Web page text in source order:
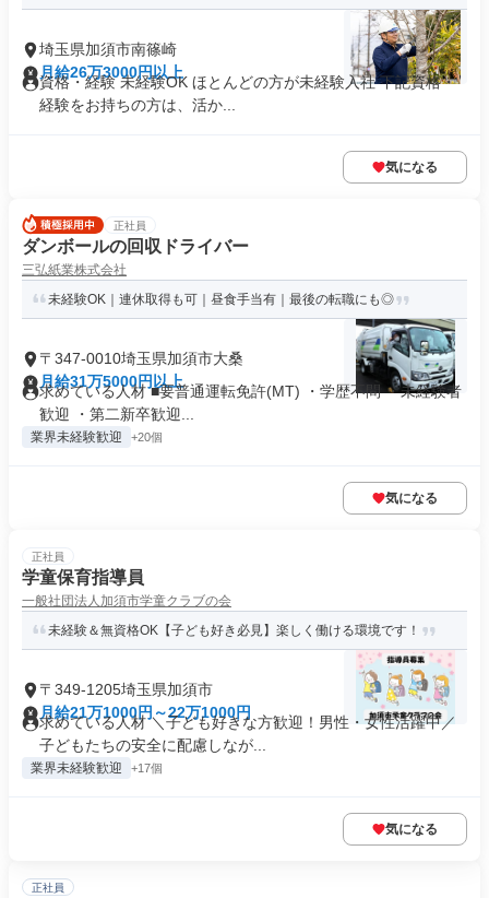
埼玉県加須市南篠崎
月給26万3000円以上
資格・経験 未経験OK ほとんどの方が未経験入社 下記資格・
経験をお持ちの方は、活か...
気になる
正社員
ダンボールの回収ドライバー
三弘紙業株式会社
未経験OK｜連休取得も可｜昼食手当有｜最後の転職にも◎
〒347-0010埼玉県加須市大桑
月給31万5000円以上
求めている人材 ■要普通運転免許(MT) ・学歴不問 ・未経験者
歓迎 ・第二新卒歓迎...
業界未経験歓迎 +20個
気になる
正社員
学童保育指導員
一般社団法人加須市学童クラブの会
未経験＆無資格OK【子ども好き必見】楽しく働ける環境です！
〒349-1205埼玉県加須市
月給21万1000円～22万1000円
求めている人材 ＼子ども好きな方歓迎！男性・女性活躍中／
子どもたちの安全に配慮しなが...
業界未経験歓迎 +17個
気になる
正社員